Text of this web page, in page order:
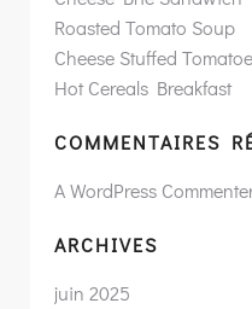
Roasted Tomato Soup
Cheese Stuffed
Hot Cereals Breakfast
COMMENTAIRES
A WordPress
ARCHIVES
juin 2025